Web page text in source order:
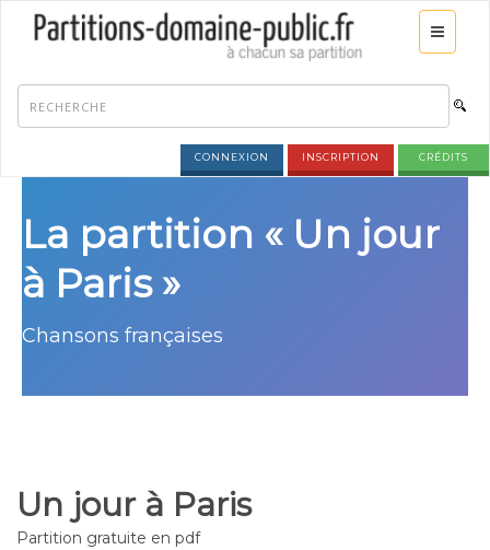
CONNEXION INSCRIPTION CRÉDITS
La partition « Un jour
à Paris »
Chansons françaises
Un jour à Paris
Partition gratuite en pdf